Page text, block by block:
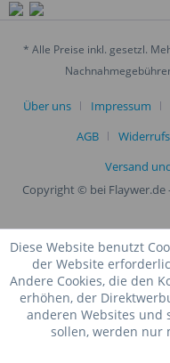
* Alle Preise inkl. gesetzl.
Über uns Impressum
AGB
Versand
Copyright © bei Flaywer.de
Diese Website benutzt
der Website
Andere Cookies, die den
erhöhen, der
anderen Websites und
sollen, werden nur